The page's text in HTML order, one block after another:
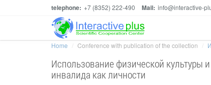
telephone: +7 (8352) 222-490 Mail: info@interactive-
Home Conference with publication of the collection
Использование физической культуры
инвалида как личности